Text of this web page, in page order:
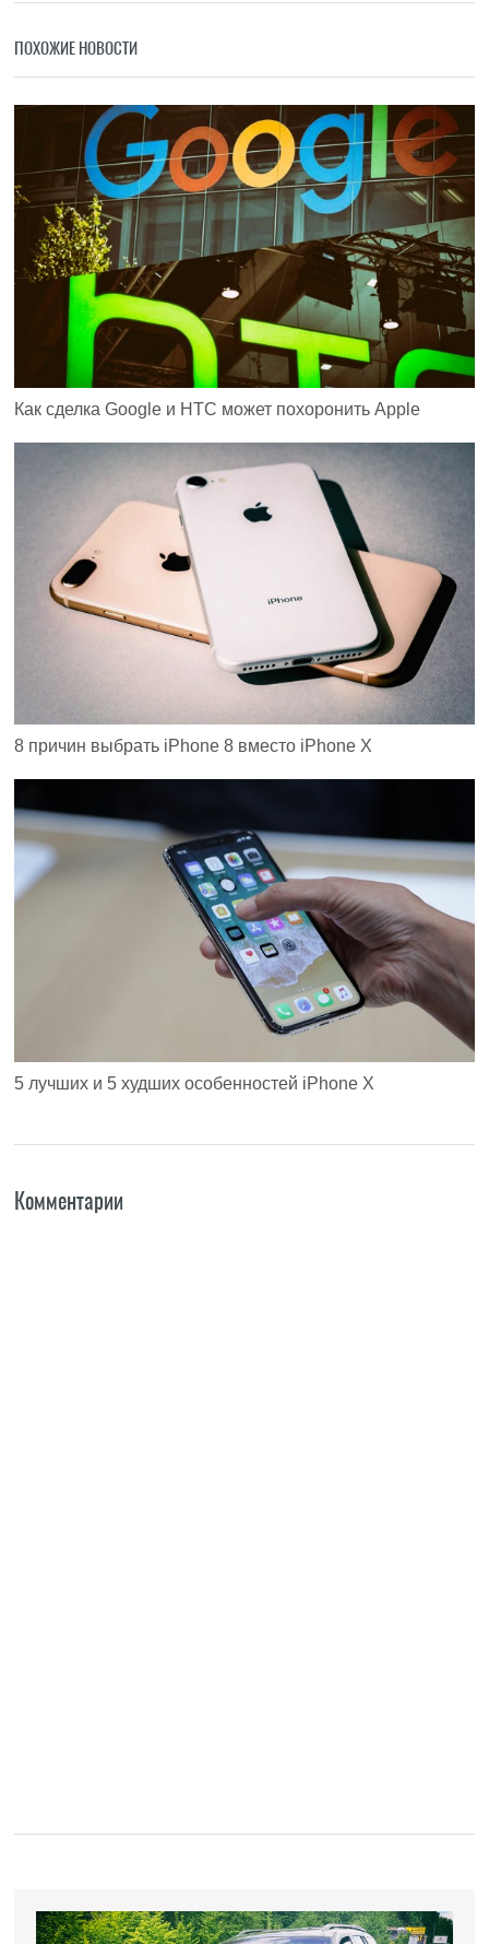
ПОХОЖИЕ НОВОСТИ
Как сделка Google и HTC может похоронить Apple
8 причин выбрать iPhone 8 вместо iPhone X
5 лучших и 5 худших особенностей iPhone X
Комментарии